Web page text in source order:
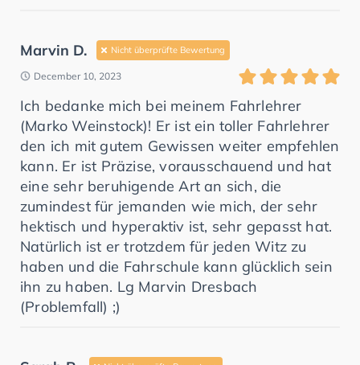
Marvin D. Nicht überprüfte Bewertung
December 10, 2023
Ich bedanke mich bei meinem Fahrlehrer
(Marko Weinstock)! Er ist ein toller Fahrlehrer
den ich mit gutem Gewissen weiter empfehlen
kann. Er ist Präzise, vorausschauend und hat
eine sehr beruhigende Art an sich, die
zumindest für jemanden wie mich, der sehr
hektisch und hyperaktiv ist, sehr gepasst hat.
Natürlich ist er trotzdem für jeden Witz zu
haben und die Fahrschule kann glücklich sein
ihn zu haben. Lg Marvin Dresbach
(Problemfall) ;)